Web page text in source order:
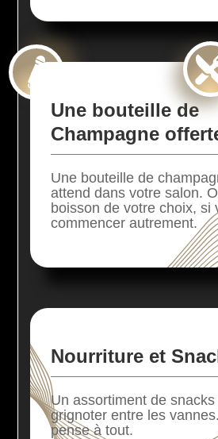
Une bouteille de
Champagne
Une bouteille de
attend dans votre salon.
boisson de votre choix, si
commencer autrement.
Nourriture et
Un assortiment de
grignoter entre les
pense à tout.